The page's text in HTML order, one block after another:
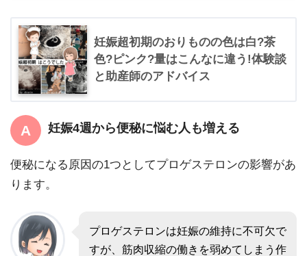
妊娠超初期のおりものの色は白?茶
色?ピンク?量はこんなに違う!体験談
と助産師のアドバイス
妊娠4週から便秘に悩む人も増える
便秘になる原因の1つとしてプロゲステロンの影響があ
ります。
プロゲステロンは妊娠の維持に不可欠で
すが、筋肉収縮の働きを弱めてしまう作